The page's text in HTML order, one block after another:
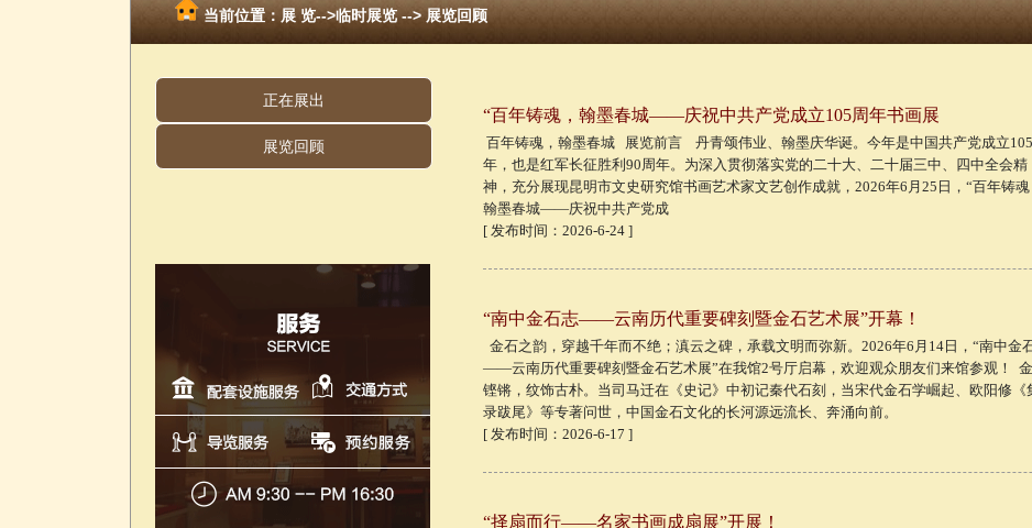
当前位置：展 览-->临时展览 -->展览回顾
正在展出
展览回顾
“百年铸魂，翰墨春城——庆祝中共产党成立105周年书画展
百年铸魂，翰墨春城 展览前言 丹青颂伟业、翰墨庆华诞。今年是中国共产党成立
年，也是红军长征胜利90周年。为深入贯彻落实党的二十大、二十届三中、四中全会精
神，充分展现昆明市文史研究馆书画艺术家文艺创作成就，2026年6月25日，“百年铸魂
翰墨春城——庆祝中共产党成
[ 发布时间：2026-6-24 ]
“南中金石志——云南历代重要碑刻暨金石艺术展”开幕！
金石之韵，穿越千年而不绝；滇云之碑，承载文明而弥新。2026年6月14日，“南中金
——云南历代重要碑刻暨金石艺术展”在我馆2号厅启幕，欢迎观众朋友们来馆参观！
铿锵，纹饰古朴。当司马迁在《史记》中初记秦代石刻，当宋代金石学崛起、欧阳修《
录跋尾》等专著问世，中国金石文化的长河源远流长、奔涌向前。
[ 发布时间：2026-6-17 ]
“择扇而行——名家书画成扇展”开展！